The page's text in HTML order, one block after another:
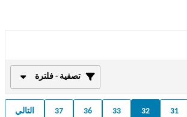
تصفية - فلترة
31
32
33
36
37 التالي